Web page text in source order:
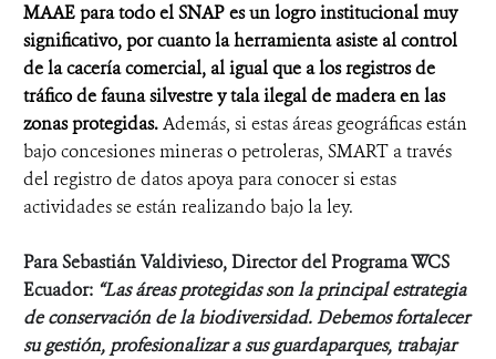
MAAE para todo el SNAP es un logro institucional muy
significativo, por cuanto la herramienta asiste al control
de la caceríacomercial, al igual que a los registros de
tráfico de fauna silvestre ytalailegal de maderaen las
zonas protegidas.Además, si estas áreas geográficas están
bajo concesiones mineras o petroleras, SMART a través
del registro de datos apoya para conocer si estas
actividades se están realizando bajo la ley.
Para Sebastián Valdivieso, Director del Programa WCS
Ecuador: “Las áreas protegidas son la principal estrategia
de conservación de la biodiversidad. Debemos fortalecer
su gestión, profesionalizar a sus guardaparques, trabajar